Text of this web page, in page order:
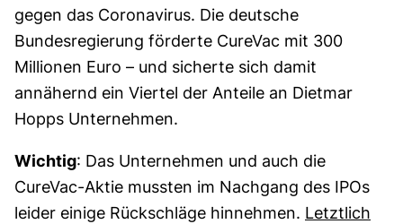
gegen das Coronavirus. Die deutsche
Bundesregierung förderte CureVac mit 300
Millionen Euro – und sicherte sich damit
annähernd ein Viertel der Anteile an Dietmar
Hopps Unternehmen.
Wichtig: Das Unternehmen und auch die
CureVac-Aktie mussten im Nachgang des IPOs
leider einige Rückschläge hinnehmen. Letztlich